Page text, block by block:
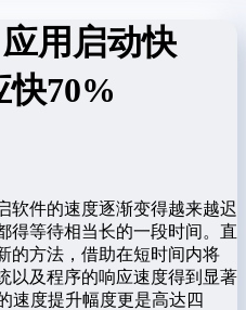
用启动快
快70%
软件的速度逐渐变得越来越迟
得等待相当长的一段时间。直
的方法，借助在短时间内将
以及程序的响应速度得到显著
速度提升幅度更是高达四